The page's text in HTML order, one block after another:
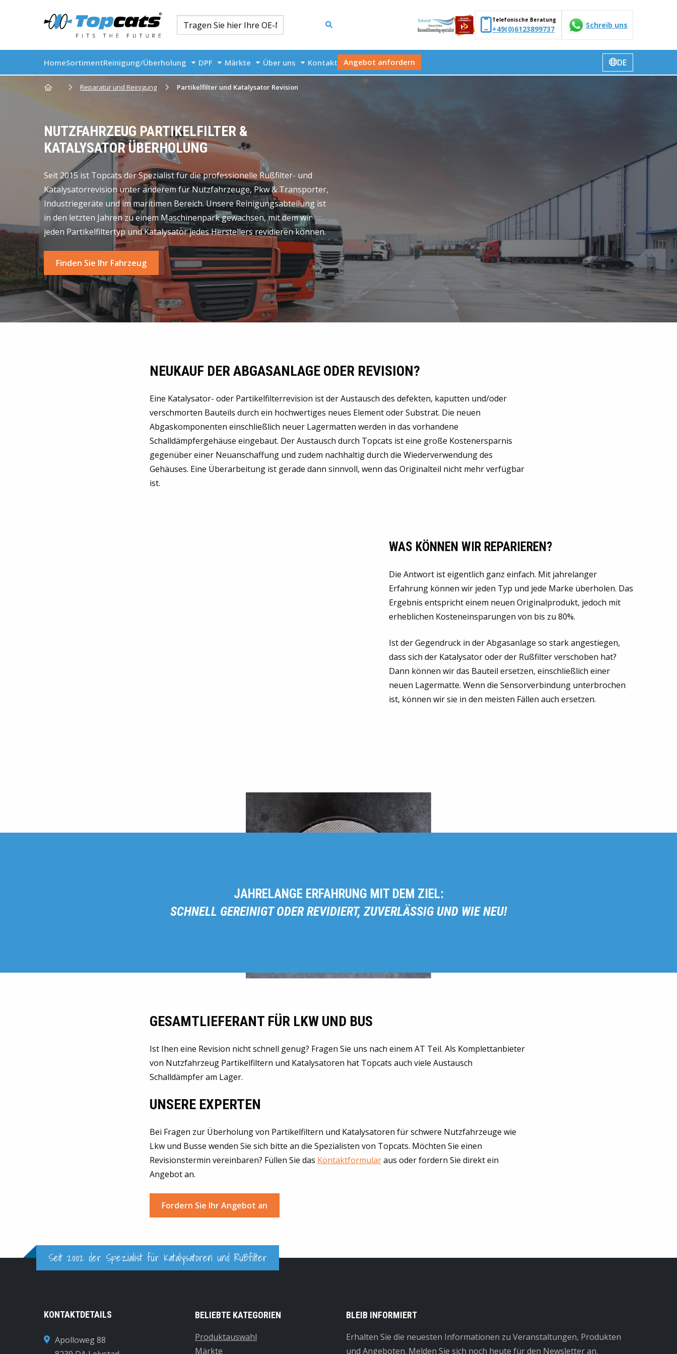
Telefonische Beratung
+49(0)6123899737 Schreib uns
HomeSortimentReinigung/Überholung DPF Märkte Über uns Kontakt Angebot anfordern
Sprache
DE
Go to homepage
Reparatur und Reinigung Partikelfilter und Katalysator Revision
NUTZFAHRZEUG PARTIKELFILTER &
KATALYSATOR ÜBERHOLUNG
Seit 2015 ist Topcats der Spezialist für die professionelle Rußfilter- und
Katalysatorrevision unter anderem für Nutzfahrzeuge, Pkw & Transporter,
Industriegeräte und im maritimen Bereich. Unsere Reinigungsabteilung ist
in den letzten Jahren zu einem Maschinenpark gewachsen, mit dem wir
jeden Partikelfiltertyp und Katalysator jedes Herstellers revidieren können.
Finden Sie Ihr Fahrzeug
NEUKAUF DER ABGASANLAGE ODER REVISION?
Eine Katalysator- oder Partikelfilterrevision ist der Austausch des defekten, kaputten und/oder
verschmorten Bauteils durch ein hochwertiges neues Element oder Substrat. Die neuen
Abgaskomponenten einschließlich neuer Lagermatten werden in das vorhandene
Schalldämpfergehäuse eingebaut. Der Austausch durch Topcats ist eine große Kostenersparnis
gegenüber einer Neuanschaffung und zudem nachhaltig durch die Wiederverwendung des
Gehäuses. Eine Überarbeitung ist gerade dann sinnvoll, wenn das Originalteil nicht mehr verfügbar
ist.
WAS KÖNNEN WIR REPARIEREN?
Die Antwort ist eigentlich ganz einfach. Mit jahrelanger
Erfahrung können wir jeden Typ und jede Marke überholen. Das
Ergebnis entspricht einem neuen Originalprodukt, jedoch mit
erheblichen Kosteneinsparungen von bis zu 80%.
Ist der Gegendruck in der Abgasanlage so stark angestiegen,
dass sich der Katalysator oder der Rußfilter verschoben hat?
Dann können wir das Bauteil ersetzen, einschließlich einer
neuen Lagermatte. Wenn die Sensorverbindung unterbrochen
ist, können wir sie in den meisten Fällen auch ersetzen.
JAHRELANGE ERFAHRUNG MIT DEM ZIEL:
SCHNELL GEREINIGT ODER REVIDIERT, ZUVERLÄSSIG UND WIE NEU!
GESAMTLIEFERANT FÜR LKW UND BUS
Ist Ihen eine Revision nicht schnell genug? Fragen Sie uns nach einem AT Teil. Als Komplettanbieter
von Nutzfahrzeug Partikelfiltern und Katalysatoren hat Topcats auch viele Austausch
Schalldämpfer am Lager.
UNSERE EXPERTEN
Bei Fragen zur Überholung von Partikelfiltern und Katalysatoren für schwere Nutzfahrzeuge wie
Lkw und Busse wenden Sie sich bitte an die Spezialisten von Topcats. Möchten Sie einen
Revisionstermin vereinbaren? Füllen Sie das Kontaktformularaus oder fordern Sie direkt ein
Angebot an.
Fordern Sie Ihr Angebot an
Seit 2002 der Spezialist für Katalysatoren und Rußfilter
KONTAKTDETAILS
Apolloweg 88
BELIEBTE KATEGORIEN
Produktauswahl
Märkte
BLEIB INFORMIERT
Erhalten Sie die neuesten Informationen zu Veranstaltungen, Produkten
und Angeboten. Melden Sie sich noch heute für den Newsletter an.